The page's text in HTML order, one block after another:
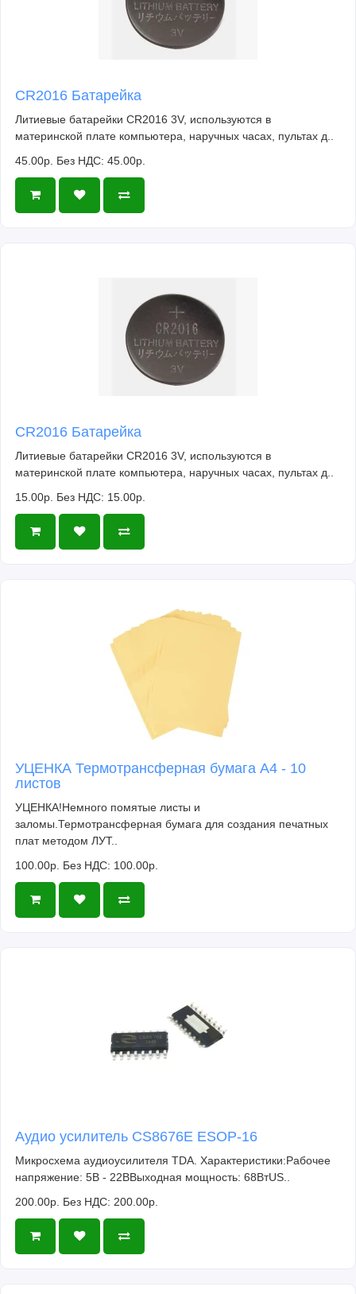
CR2016 Батарейка
Литиевые батарейки CR2016 3V, используются в
материнской плате компьютера, наручных часах, пультах д..
45.00р. Без НДС: 45.00р.
CR2016 Батарейка
Литиевые батарейки CR2016 3V, используются в
материнской плате компьютера, наручных часах, пультах д..
15.00р. Без НДС: 15.00р.
УЦЕНКА Термотрансферная бумага А4 - 10
листов
УЦЕНКА!Немного помятые листы и
заломы.Термотрансферная бумага для создания печатных
плат методом ЛУТ..
100.00р. Без НДС: 100.00р.
Аудио усилитель CS8676E ESOP-16
Микросхема аудиоусилителя TDA. Характеристики:Рабочее
напряжение: 5В - 22ВВыходная мощность: 68ВтUS..
200.00р. Без НДС: 200.00р.